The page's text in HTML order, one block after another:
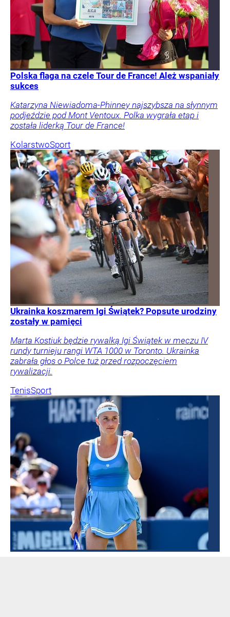
Polska flaga na czele Tour de France! Ależ wspaniały
sukces
Katarzyna Niewiadoma-Phinney najszybsza na słynnym
podjeździe pod Mont Ventoux. Polka wygrała etap i
została liderką Tour de France!
KolarstwoSport
Ukrainka koszmarem Igi Świątek? Popsute urodziny
zostały w pamięci
Marta Kostiuk będzie rywalką Igi Świątek w meczu IV
rundy turnieju rangi WTA 1000 w Toronto. Ukrainka
zabrała głos o Polce tuż przed rozpoczęciem
rywalizacji.
TenisSport